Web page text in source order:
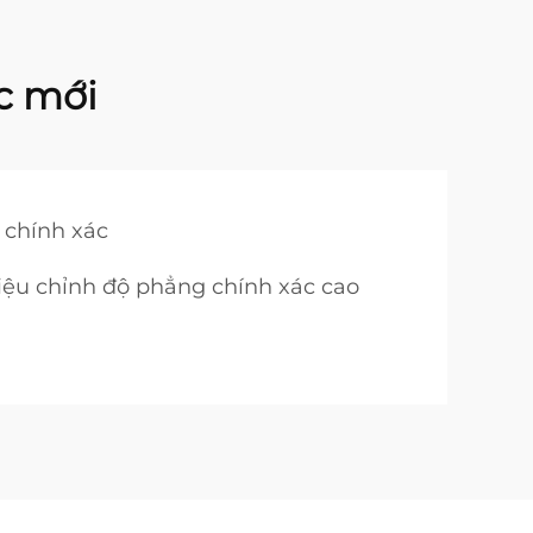
mới
xác
chỉnh độ phẳng chính xác cao